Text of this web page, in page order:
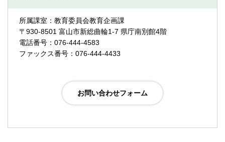
所属課室：教育委員会教育企画課
〒930-8501 富山市新総曲輪1-7 県庁南別館4階
電話番号：076-444-4583
ファックス番号：076-444-4433